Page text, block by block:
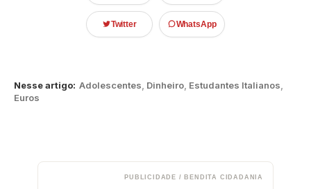
Twitter WhatsApp
Nesse artigo: Adolescentes Dinheiro Estudantes Italianos
Euros
PUBLICIDADE / BENDITA CIDADANIA